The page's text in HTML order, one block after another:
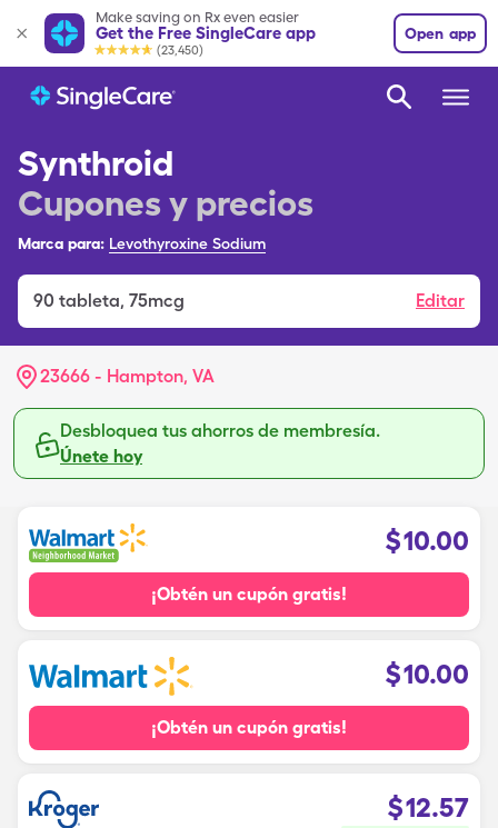
Make saving on Rx even easier
Get the Free SingleCare app
(23,450)
Open app
Synthroid
Cupones y precios
Marca para: Levothyroxine Sodium
90 tableta, 75mcg Editar
23666 - Hampton, VA
Desbloquea tus ahorros de membresía.
Únete hoy
$10.00
¡Obtén un cupón gratis!
$10.00
¡Obtén un cupón gratis!
$12.57